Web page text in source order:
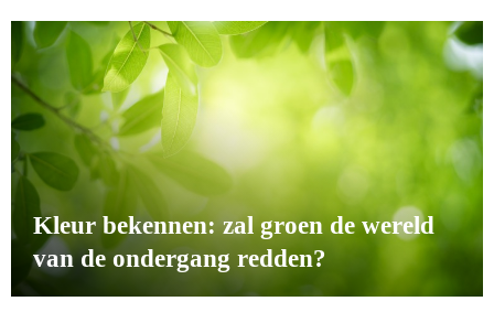
Kleur bekennen: zal groen de wereld
van de ondergang redden?